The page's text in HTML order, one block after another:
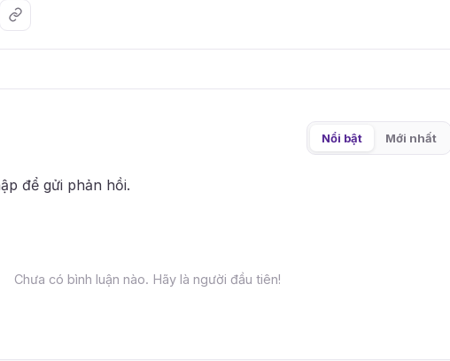
Nổi bật Mới nhất
để gửi phản hồi.
Chưa có bình luận nào. Hãy là người đầu tiên!